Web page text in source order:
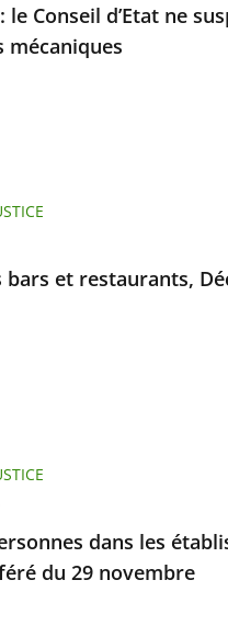
le Conseil d’Etat ne
mécaniques
bars et restaurants,
dans les
du 29 novembre